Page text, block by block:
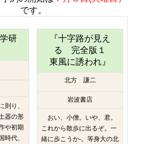
です。
研
則り、
器の形
や初期
時代、
『十字路が見え
る 完全版１
東風に誘われ』
北方 謙二
岩波書店
おい、小僧。いや、君。
これから散歩に出るぞ。一
緒に歩こうか-。等身大の北